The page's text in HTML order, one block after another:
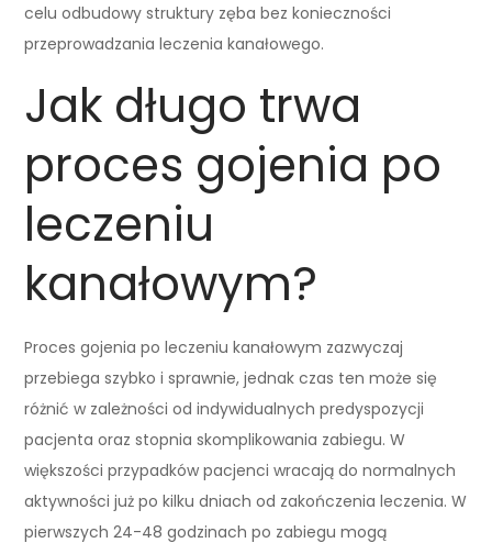
celu odbudowy struktury zęba bez konieczności
przeprowadzania leczenia kanałowego.
Jak długo trwa
proces gojenia po
leczeniu
kanałowym?
Proces gojenia po leczeniu kanałowym zazwyczaj
przebiega szybko i sprawnie, jednak czas ten może się
różnić w zależności od indywidualnych predyspozycji
pacjenta oraz stopnia skomplikowania zabiegu. W
większości przypadków pacjenci wracają do normalnych
aktywności już po kilku dniach od zakończenia leczenia. W
pierwszych 24-48 godzinach po zabiegu mogą